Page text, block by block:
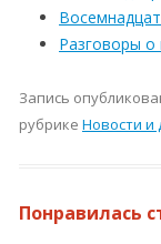
Разговоры о
Запись
рубрике Новости и
Понравилась